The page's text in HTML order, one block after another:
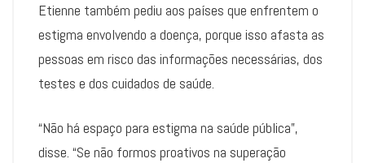
Etienne também pediu aos países que enfrentem o
estigma envolvendo a doença, porque isso afasta as
pessoas em risco das informações necessárias, dos
testes e dos cuidados de saúde.
“Não há espaço para estigma na saúde pública”,
disse. “Se não formos proativos na superação